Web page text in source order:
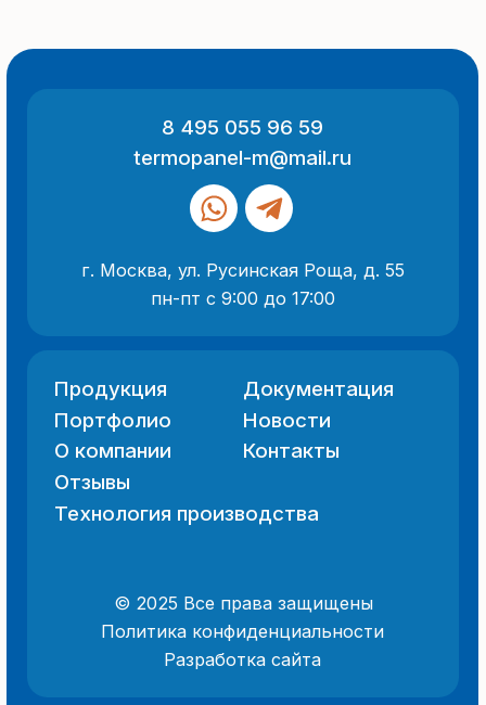
характер и не являются публичной